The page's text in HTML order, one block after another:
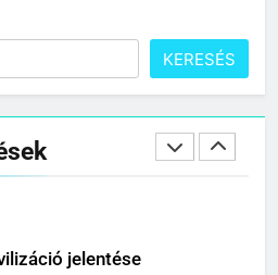
KERESÉS
jelentése
SZAVAK JELENTÉSE
jelentése